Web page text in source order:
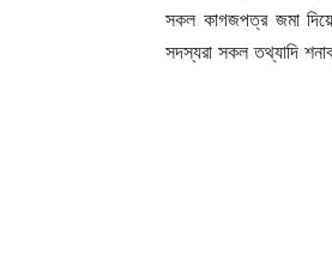
সকল কাগজপত্র জমা দিয়ে
সদস্যরা সকল তথ্যাদি